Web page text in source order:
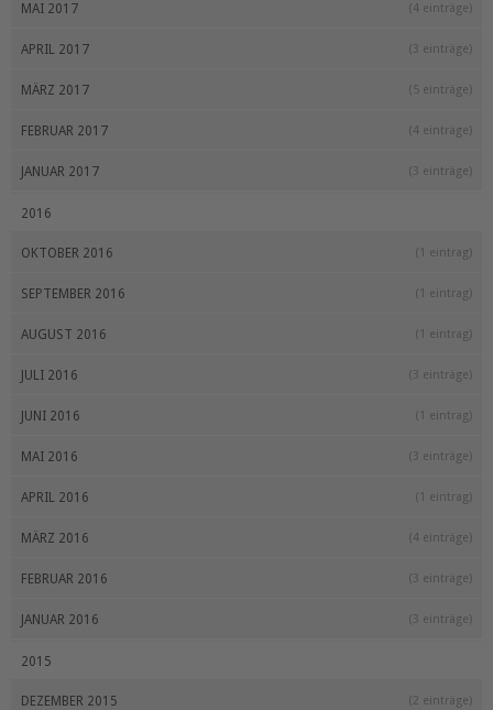
MAI 2017 (4 einträge)
APRIL 2017 (3 einträge)
MÄRZ 2017 (5 einträge)
FEBRUAR 2017 (4 einträge)
JANUAR 2017 (3 einträge)
2016
OKTOBER 2016 (1 eintrag)
SEPTEMBER 2016 (1 eintrag)
AUGUST 2016 (1 eintrag)
JULI 2016 (3 einträge)
JUNI 2016 (1 eintrag)
MAI 2016 (3 einträge)
APRIL 2016 (1 eintrag)
MÄRZ 2016 (4 einträge)
FEBRUAR 2016 (3 einträge)
JANUAR 2016 (3 einträge)
2015
DEZEMBER 2015 (2 einträge)